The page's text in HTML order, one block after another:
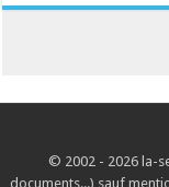
© 2002 - 2026 la-
documents...) sauf